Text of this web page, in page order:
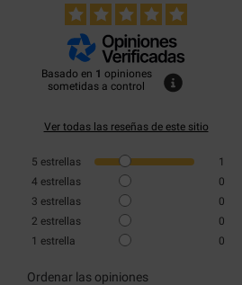
Basado en 1 opiniones
sometidas a control
Ver todas las reseñas de este sitio
5 estrellas
1
4 estrellas
0
3 estrellas
0
2 estrellas
0
1 estrella 0
Ordenar las opiniones